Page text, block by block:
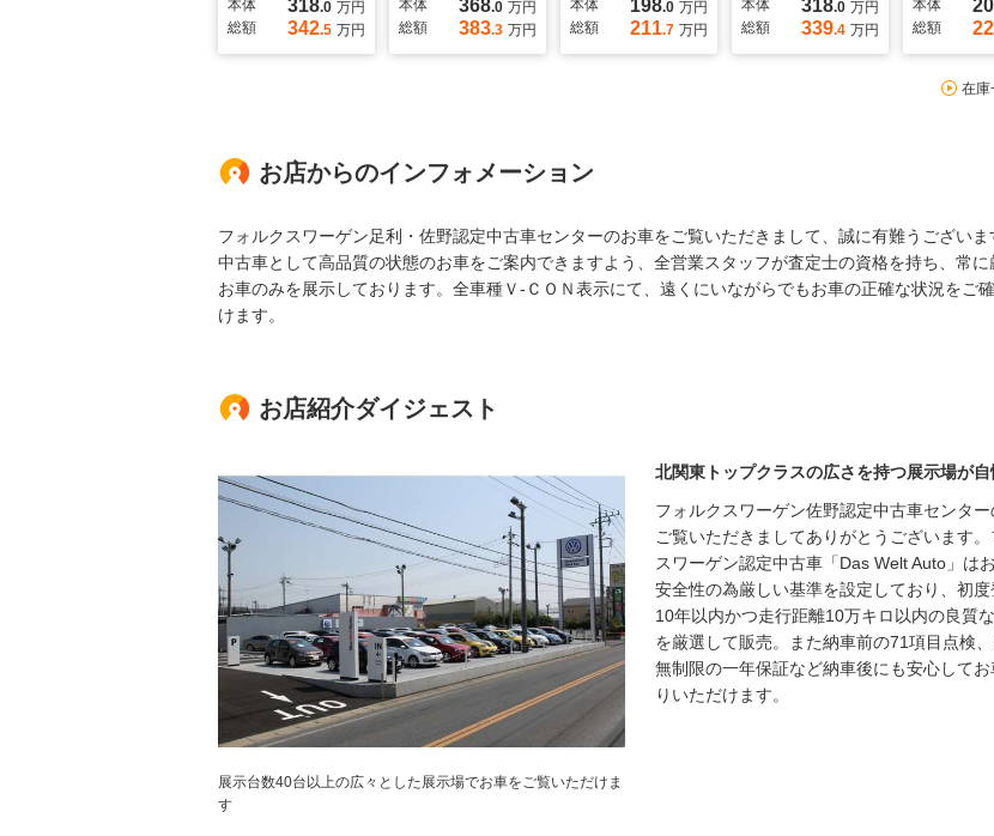
本体 318.0 万円
総額
342.5 万円
本体 368.0 万円
総額
383.3 万円
本体 198.0 万円
総額
211.7 万円
本体 318.0 万円
総額
339.4 万円
本体
総額
在庫
お店からのインフォメーション
フォルクスワーゲン足利・佐野認定中古車センターのお車をご覧いただきまして、誠に有難うございま
中古車として高品質の状態のお車をご案内できますよう、全営業スタッフが査定士の資格を持ち、常に
お車のみを展示しております。全車種Ｖ-ＣＯＮ表示にて、遠くにいながらでもお車の正確な状況をご
けます。
お店紹介ダイジェスト
展示台数40台以上の広々とした展示場でお車をご覧いただけま
す
北関東トップクラスの広さを持つ展示場が
フォルクスワーゲン佐野認定中古車センター
ご覧いただきましてありがとうございます。
スワーゲン認定中古車「Das Welt Auto」は
安全性の為厳しい基準を設定しており、初度
10年以内かつ走行距離10万キロ以内の良質
を厳選して販売。また納車前の71項目点検
無制限の一年保証など納車後にも安心して
りいただけます。